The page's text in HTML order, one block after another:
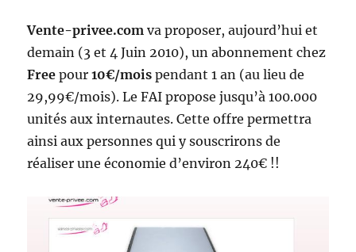
Vente-privee.com va proposer, aujourd’hui et
demain (3 et 4 Juin 2010), un abonnement chez
Freepour10€/mois pendant 1 an (au lieu de
29,99€/mois). Le FAI propose jusqu’à 100.000
unités aux internautes. Cette offre permettra
ainsi aux personnes qui y souscrirons de
réaliser une économie d’environ 240€ !!